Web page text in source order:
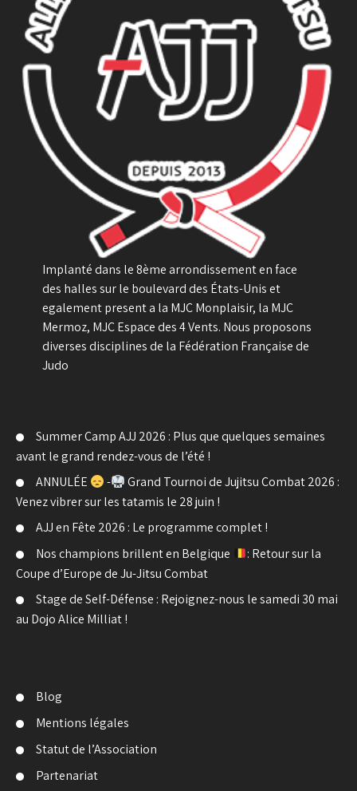
Implanté dans le 8ème arrondissement en face
des halles sur le boulevard des États-Unis et
egalement present a la MJC Monplaisir, la MJC
Mermoz, MJC Espace des 4 Vents. Nous proposons
diverses disciplines de la Fédération Française de
Judo
Summer Camp AJJ 2026 : Plus que quelques semaines
avant le grand rendez-vous de l’été !
ANNULÉE
-
Grand Tournoi de Jujitsu Combat 2026 :
Venez vibrer sur les tatamis le 28 juin !
AJJ en Fête 2026 : Le programme complet !
Nos champions brillent en Belgique
: Retour sur la
Coupe d’Europe de Ju-Jitsu Combat
Stage de Self-Défense : Rejoignez-nous le samedi 30 mai
au Dojo Alice Milliat !
Blog
Mentions légales
Statut de l’Association
Partenariat